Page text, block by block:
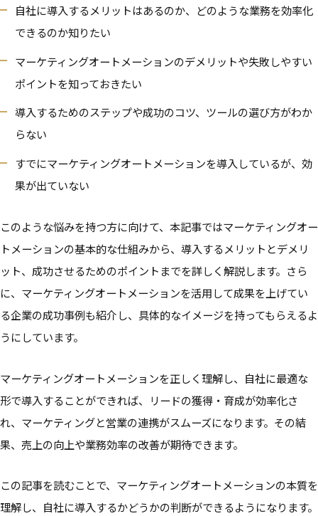
自社に導入するメリットはあるのか、どのような業務を効率化
できるのか知りたい
マーケティングオートメーションのデメリットや失敗しやすい
ポイントを知っておきたい
導入するためのステップや成功のコツ、ツールの選び方がわか
らない
すでにマーケティングオートメーションを導入しているが、効
果が出ていない
このような悩みを持つ方に向けて、本記事ではマーケティングオー
トメーションの基本的な仕組みから、導入するメリットとデメリ
ット、成功させるためのポイントまでを詳しく解説します。さら
に、マーケティングオートメーションを活用して成果を上げてい
る企業の成功事例も紹介し、具体的なイメージを持ってもらえるよ
うにしています。
マーケティングオートメーションを正しく理解し、自社に最適な
形で導入することができれば、リードの獲得・育成が効率化さ
れ、マーケティングと営業の連携がスムーズになります。その結
果、売上の向上や業務効率の改善が期待できます。
この記事を読むことで、マーケティングオートメーションの本質を
理解し、自社に導入するかどうかの判断ができるようになります。